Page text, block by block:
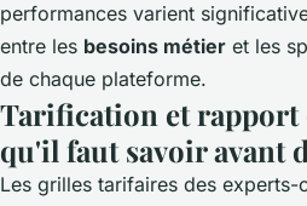
performances varient
entre les besoins métier et les
de chaque plateforme.
Tarification et
qu'il faut savoir avant
Les grilles tarifaires des experts-